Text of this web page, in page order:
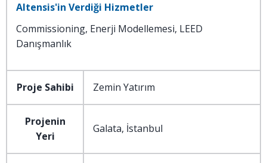
Altensis'in Verdiği Hizmetler
Commissioning, Enerji Modellemesi, LEED
Danışmanlık
Proje Sahibi Zemin Yatırım
Projenin
Yeri
Galata, İstanbul